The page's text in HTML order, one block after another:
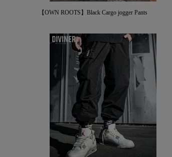
【OWN ROOTS】Black Cargo jogger Pants